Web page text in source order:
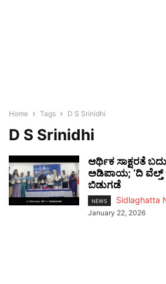
Home Tags D S Srinidhi
D S Srinidhi
ಆರ್ಥಿಕ ಸಾಕ್ಷರತೆ
ಅಡಿಪಾಯ; ‘ದಿ ವೆಲ್ತ್
ಬಿಡುಗಡೆ
NEWS Sidlaghatta
January 22, 2026